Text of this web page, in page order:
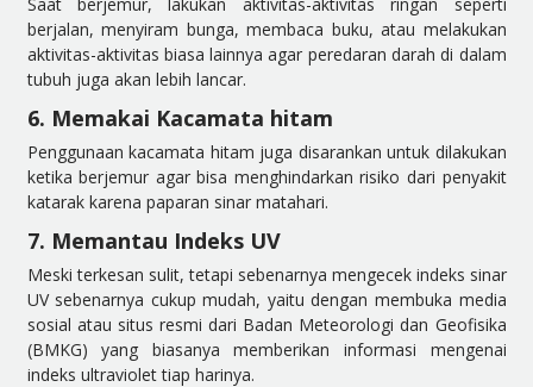
berjalan, menyiram bunga, membaca buku, atau melakukan
aktivitas-aktivitas biasa lainnya agar peredaran darah di dalam
tubuh juga akan lebih lancar.
6. Memakai Kacamata hitam
Penggunaan kacamata hitam juga disarankan untuk dilakukan
ketika berjemur agar bisa menghindarkan risiko dari penyakit
katarak karena paparan sinar matahari.
7. Memantau Indeks UV
Meski terkesan sulit, tetapi sebenarnya mengecek indeks sinar
UV sebenarnya cukup mudah, yaitu dengan membuka media
sosial atau situs resmi dari Badan Meteorologi dan Geofisika
(BMKG) yang biasanya memberikan informasi mengenai
indeks ultraviolet tiap harinya.